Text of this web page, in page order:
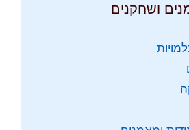
ושחקנים